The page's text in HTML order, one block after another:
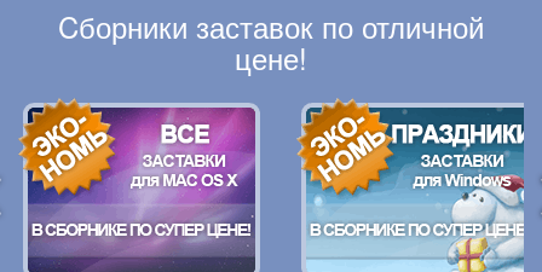
Cборники заставок по отличной
цене!